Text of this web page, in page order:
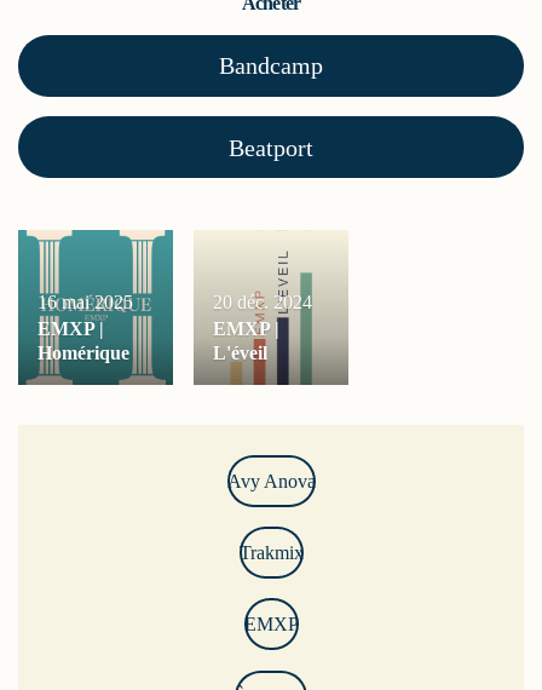
Bandcamp
Beatport
EMXP |
Homérique
16 mai 2025
EMXP |
L'éveil
20 déc. 2024
Avy Anova
Trakmix
EMXP